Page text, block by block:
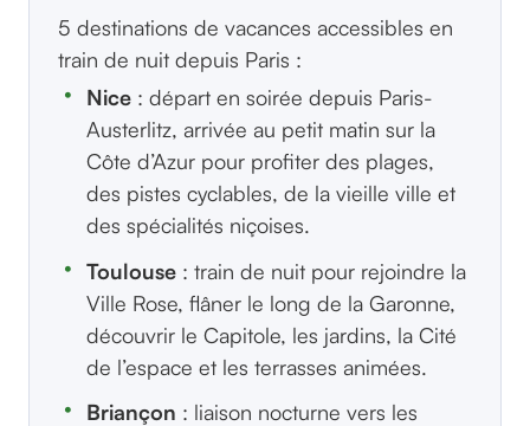
5 destinations de vacances accessibles en
train de nuit depuis Paris :
Nice : départ en soirée depuis Paris-
Austerlitz, arrivée au petit matin sur la
Côte d’Azur pour profiter des plages,
des pistes cyclables, de la vieille ville et
des spécialités niçoises.
Toulouse : train de nuit pour rejoindre la
Ville Rose, flâner le long de la Garonne,
découvrir le Capitole, les jardins, la Cité
de l’espace et les terrasses animées.
Briançon : liaison nocturne vers les